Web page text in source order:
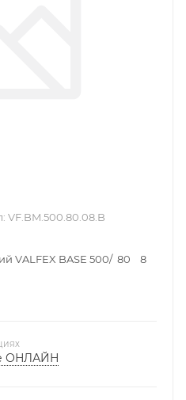
VF.BM.500.80.08.B
VALFEX BASE 500/ 80 8
ОНЛАЙН